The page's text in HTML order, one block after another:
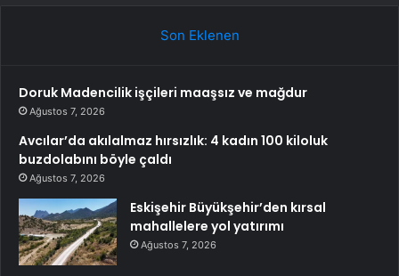
Son Eklenen
Doruk Madencilik işçileri maaşsız ve mağdur
Ağustos 7, 2026
Avcılar’da akılalmaz hırsızlık: 4 kadın 100 kiloluk
buzdolabını böyle çaldı
Ağustos 7, 2026
Eskişehir Büyükşehir’den kırsal
mahallelere yol yatırımı
Ağustos 7, 2026